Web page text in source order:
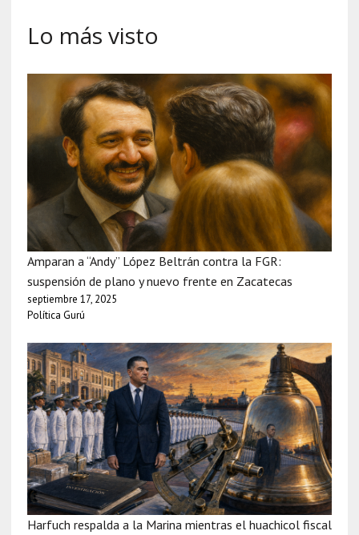
Lo más visto
Amparan a “Andy” López Beltrán contra la FGR:
suspensión de plano y nuevo frente en Zacatecas
septiembre 17, 2025
Política Gurú
Harfuch respalda a la Marina mientras el huachicol fiscal